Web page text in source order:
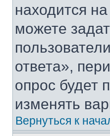
находится
можете
ответа»,
опрос будет
изменять
Вернуться к